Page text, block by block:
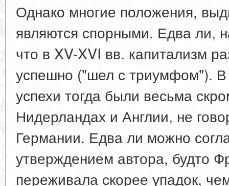
Однако многие положения,
являются спорными. Едва ли,
что в XV-XVI вв. капитализм
успешно ("шел с триумфом"). В
успехи тогда были весьма
Нидерландах и Англии, не
Германии. Едва ли можно
утверждением автора, будто
переживала скорее упадок,